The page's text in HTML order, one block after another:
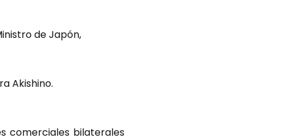
de Japón,
Akishino.
comerciales bilaterales